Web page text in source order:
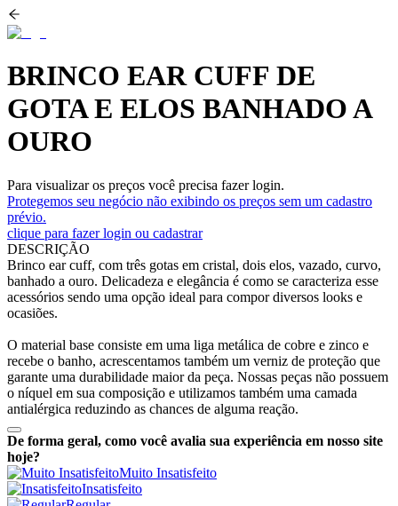
BRINCO EAR CUFF DE
GOTA E ELOS BANHADO A
OURO
Para visualizar os preços você precisa fazer login.
Protegemos seu negócio não exibindo os preços sem um cadastro
prévio.
clique para fazer login ou cadastrar
DESCRIÇÃO
Brinco ear cuff, com três gotas em cristal, dois elos, vazado, curvo,
banhado a ouro. Delicadeza e elegância é como se caracteriza esse
acessórios sendo uma opção ideal para compor diversos looks e
ocasiões.
O material base consiste em uma liga metálica de cobre e zinco e
recebe o banho, acrescentamos também um verniz de proteção que
garante uma durabilidade maior da peça. Nossas peças não possuem
o níquel em sua composição e utilizamos também uma camada
antialérgica reduzindo as chances de alguma reação.
De forma geral, como você avalia sua experiência em nosso site
hoje?
Muito Insatisfeito
Insatisfeito